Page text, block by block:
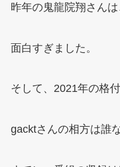
昨年の鬼龍院翔さん
面白すぎました。
そして、2021年の格
gacktさんの相方は誰